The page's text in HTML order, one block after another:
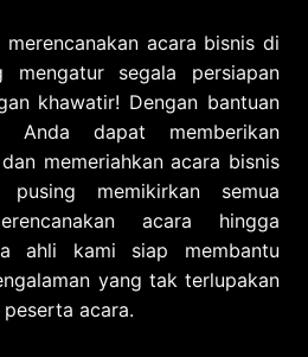
acara bisnis di
mengatur segala persiapan
khawatir! Dengan bantuan
Anda dapat memberikan
memeriahkan acara bisnis
memikirkan semua
acara hingga
ahli kami siap membantu
yang tak terlupakan
acara.